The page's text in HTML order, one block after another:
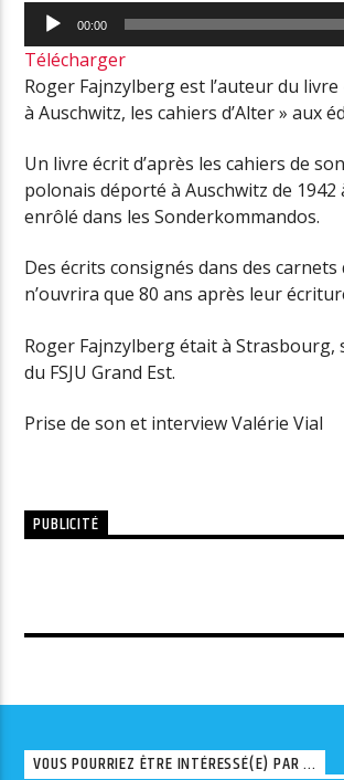
Lecteur
audio
00:00
Télécharger
Roger Fajnzylberg est l’auteur du livre
à Auschwitz, les cahiers d’Alter » aux
Un livre écrit d’après les cahiers de
polonais déporté à Auschwitz de 1942
enrôlé dans les Sonderkommandos.
Des écrits consignés dans des carnets
n’ouvrira que 80 ans après leur
Roger Fajnzylberg était à Strasbourg,
du FSJU Grand Est.
Prise de son et interview Valérie Vial
PUBLICITÉ
VOUS POURRIEZ ÊTRE INTÉRESSÉ(E) PAR ...